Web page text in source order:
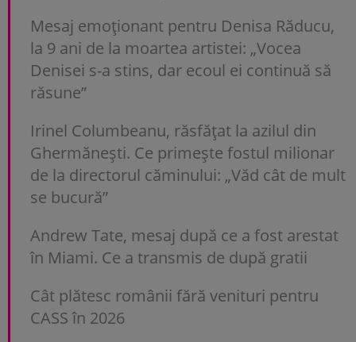
Mesaj emoționant pentru Denisa Răducu,
la 9 ani de la moartea artistei: „Vocea
Denisei s-a stins, dar ecoul ei continuă să
răsune”
Irinel Columbeanu, răsfățat la azilul din
Ghermănești. Ce primește fostul milionar
de la directorul căminului: „Văd cât de mult
se bucură”
Andrew Tate, mesaj după ce a fost arestat
în Miami. Ce a transmis de după gratii
Cât plătesc românii fără venituri pentru
CASS în 2026